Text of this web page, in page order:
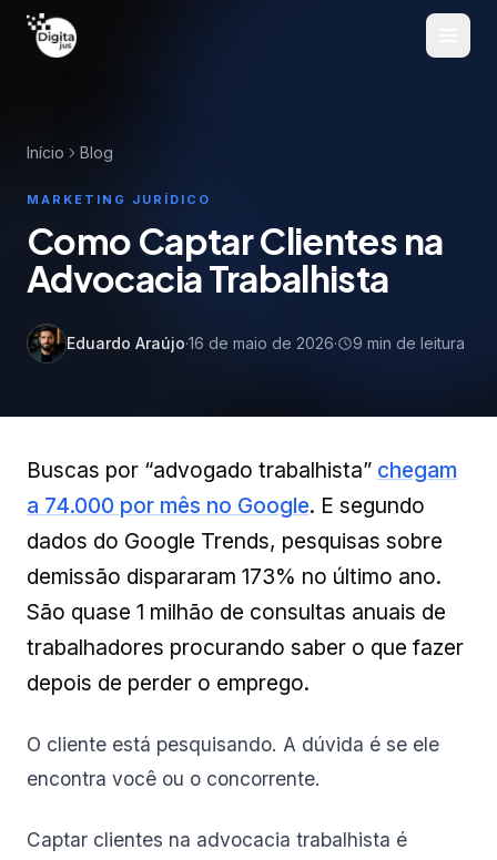
Pular para o conteúdo
Início Blog
MARKETING JURÍDICO
Como Captar Clientes na
Advocacia Trabalhista
Eduardo Araújo·16 de maio de 2026· 9 min de leitura
Buscas por “advogado trabalhista” chegam
a 74.000 por mês no Google. E segundo
dados do Google Trends, pesquisas sobre
demissão dispararam 173% no último ano.
São quase 1 milhão de consultas anuais de
trabalhadores procurando saber o que fazer
depois de perder o emprego.
O cliente está pesquisando. A dúvida é se ele
encontra você ou o concorrente.
Captar clientes na advocacia trabalhista é